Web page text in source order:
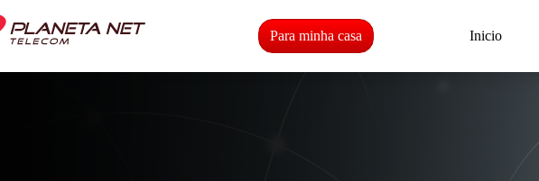
Para minha casa Inicio